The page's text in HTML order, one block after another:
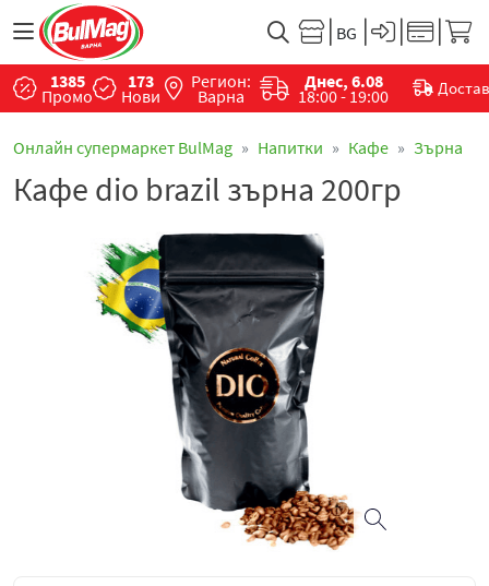
1385
Промо
173
Нови
Регион:
Варна
Днес, 6.08
18:00 - 19:00
Онлайн супермаркет BulMag Напитки Кафе Зърна
Кафе dio brazil зърна 200гр